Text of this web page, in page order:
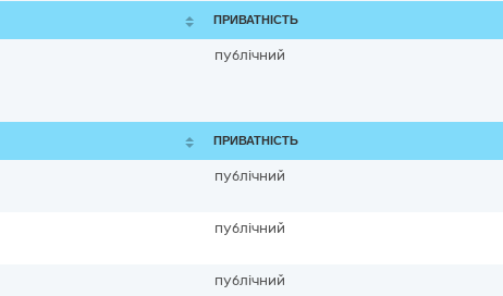
ПРИВАТНІСТЬ
публічний
ПРИВАТНІСТЬ
публічний
публічний
публічний